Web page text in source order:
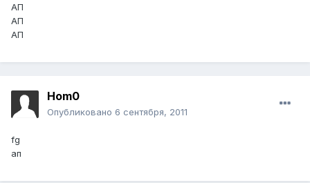
АП
АП
АП
Hom0
Опубликовано 6 сентября, 2011
fg
ап